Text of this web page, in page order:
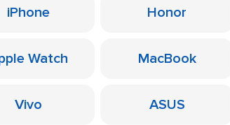
iPhone Honor
Watch MacBook
Vivo ASUS